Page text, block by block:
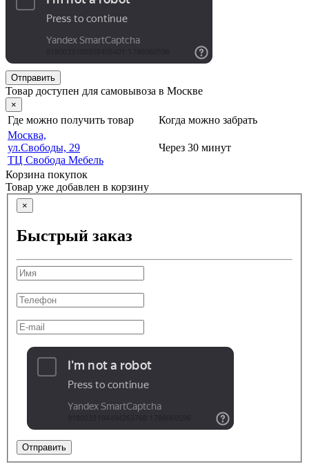
Отправить
Товар доступен для самовывоза в Москве
×
Где можно получить товар
Когда можно забрать
Москва,
ул.Свободы, 29
ТЦ Свобода Мебель
Через 30 минут
Корзина покупок
Товар уже добавлен в корзину
×
Быстрый заказ
Отправить